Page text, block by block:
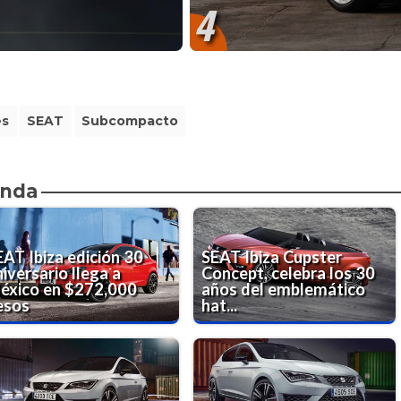
4
SEAT Subcompacto
Ibiza edición 30
llega a
en $272,000
SEAT Ibiza Cupster
Concept, celebra los 30
años del emblemático
hat...